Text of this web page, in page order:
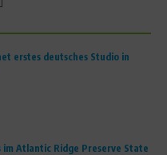
erstes deutsches Studio in
im Atlantic Ridge Preserve State